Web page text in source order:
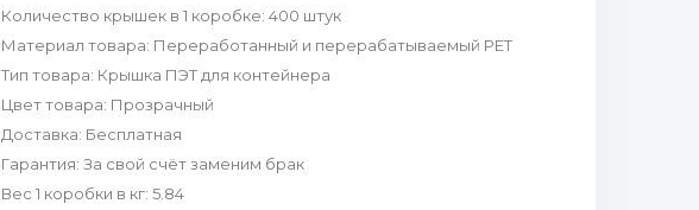
Количество крышек в 1 коробке: 400 штук
Материал товара: Переработанный и перерабатываемый PET
Тип товара: Крышка ПЭТ для контейнера
Цвет товара: Прозрачный
Доставка: Бесплатная
Гарантия: За свой счёт заменим брак
Вес 1 коробки в кг: 5.84